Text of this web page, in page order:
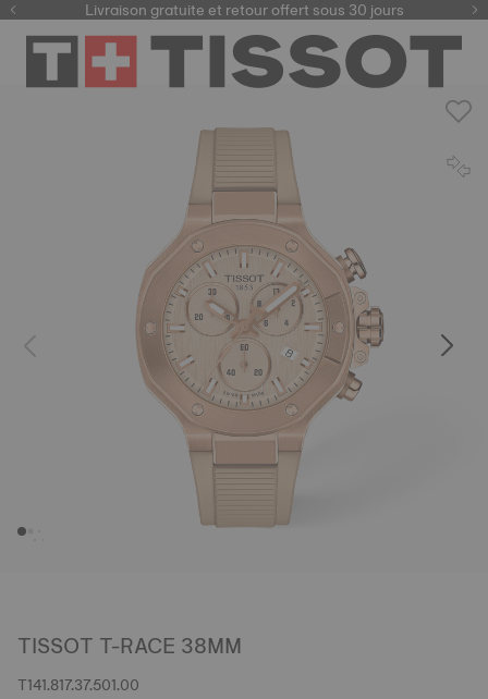
Livraison gratuite et retour offert sous 30 jours
TISSOT T-RACE 38MM
T141.817.37.501.00